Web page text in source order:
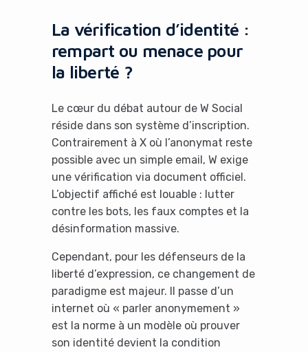
La vérification d’identité :
rempart ou menace pour
la liberté ?
Le cœur du débat autour de W Social
réside dans son système d’inscription.
Contrairement à X où l’anonymat reste
possible avec un simple email, W exige
une vérification via document officiel.
L’objectif affiché est louable : lutter
contre les bots, les faux comptes et la
désinformation massive.
Cependant, pour les défenseurs de la
liberté d’expression, ce changement de
paradigme est majeur. Il passe d’un
internet où « parler anonymement »
est la norme à un modèle où prouver
son identité devient la condition